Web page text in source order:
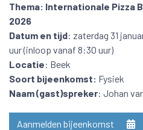
Thema: Internationale Pizza
2026
Datum en tijd: zaterdag 31
uur (inloop vanaf 8:30 uur)
Locatie: Beek
Soort bijeenkomst: Fysiek
Naam (gast)spreker: Johan
Aanmelden bijeenkomst